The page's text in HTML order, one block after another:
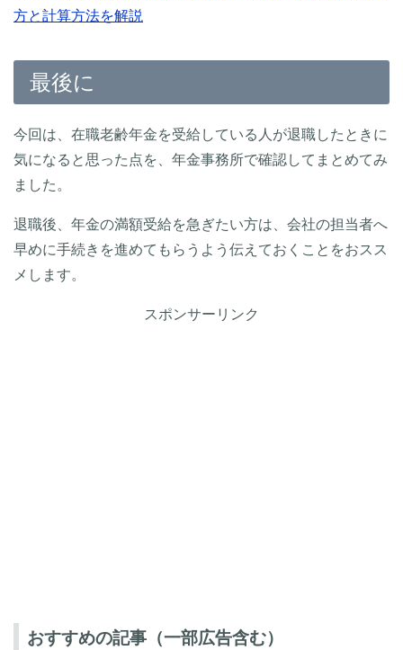
方と計算方法を解説
最後に
今回は、在職老齢年金を受給している人が退職したときに
気になると思った点を、年金事務所で確認してまとめてみ
ました。
退職後、年金の満額受給を急ぎたい方は、会社の担当者へ
早めに手続きを進めてもらうよう伝えておくことをおスス
メします。
スポンサーリンク
おすすめの記事（一部広告含む）